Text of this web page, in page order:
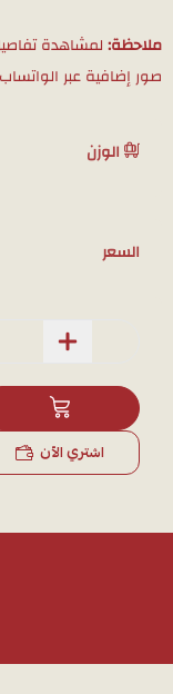
ملاحظة:لمشاهدة
صور إضافية عبر
الوزن
السعر
اشتري الآن